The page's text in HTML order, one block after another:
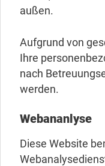
außen.
Aufgrund von
Ihre
nach
werden.
Webananlyse
Diese Website